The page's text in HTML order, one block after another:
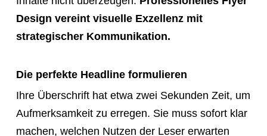
Design vereint visuelle Exzellenz mit
strategischer Kommunikation.
Die perfekte Headline formulieren
Ihre Überschrift hat etwa zwei Sekunden Zeit, um
Aufmerksamkeit zu erregen. Sie muss sofort klar
machen, welchen Nutzen der Leser erwarten